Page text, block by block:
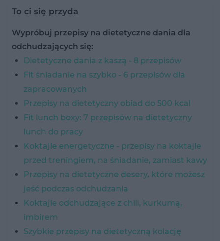
To ci się przyda
Wypróbuj przepisy na dietetyczne dania dla
odchudzających się:
Dietetyczne dania z kaszą - 8 przepisów
Fit śniadanie na szybko - 6 przepisów dla
zapracowanych
Przepisy na dietetyczny obiad do 500 kcal
Fit lunch boxy: 7 przepisów na dietetyczny
lunch do pracy
Koktajle energetyczne - przepisy na koktajle
przed treningiem, na śniadanie, zamiast kawy
Przepisy na dietetyczne desery, które możesz
jeść podczas odchudzania
Koktajle odchudzające z chili, kurkumą,
imbirem
Szybkie przepisy na dietetyczną kolację